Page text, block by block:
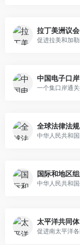
拉丁美洲议会
促进拉美和加
中国电子口岸
全球法律法规
中华人民共和
国际和地区
中华人民共和
太平洋共同体
促进南太平洋